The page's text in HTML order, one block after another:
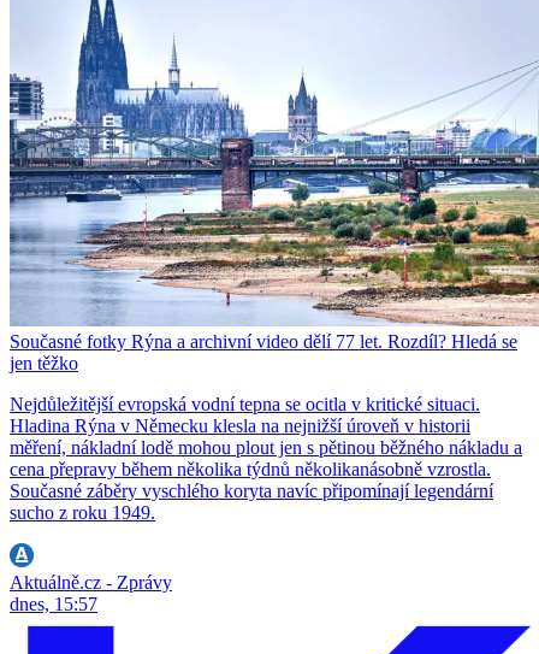
Současné fotky Rýna a archivní video dělí 77 let. Rozdíl? Hledá se
jen těžko
Nejdůležitější evropská vodní tepna se ocitla v kritické situaci.
Hladina Rýna v Německu klesla na nejnižší úroveň v historii
měření, nákladní lodě mohou plout jen s pětinou běžného nákladu a
cena přepravy během několika týdnů několikanásobně vzrostla.
Současné záběry vyschlého koryta navíc připomínají legendární
sucho z roku 1949.
Aktuálně.cz - Zprávy
dnes, 15:57